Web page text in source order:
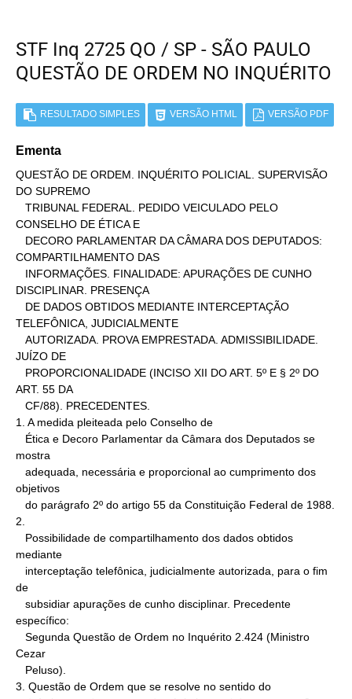
STF Inq 2725 QO / SP - SÃO PAULO
QUESTÃO DE ORDEM NO INQUÉRITO
RESULTADO SIMPLES VERSÃO HTML VERSÃO PDF
Ementa
QUESTÃO DE ORDEM. INQUÉRITO POLICIAL. SUPERVISÃO
DO SUPREMO
CONSELHO DE ÉTICA E
COMPARTILHAMENTO DAS
DISCIPLINAR. PRESENÇA
TELEFÔNICA, JUDICIALMENTE
JUÍZO DE
ART. 55 DA
1. A medida pleiteada pelo Conselho de
mostra
objetivos
2.
mediante
de
específico:
Cezar
3. Questão de Ordem que se resolve no sentido do